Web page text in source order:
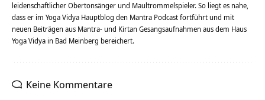
leidenschaftlicher Obertonsänger und Maultrommelspieler. So liegt es nahe,
dass er im Yoga Vidya Hauptblog den Mantra Podcast fortführt und mit
neuen Beiträgen aus Mantra- und Kirtan Gesangsaufnahmen aus dem Haus
Yoga Vidya in Bad Meinberg bereichert.
Keine Kommentare